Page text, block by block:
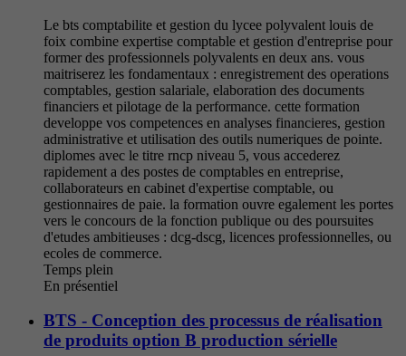
Le bts comptabilite et gestion du lycee polyvalent louis de
foix combine expertise comptable et gestion d'entreprise pour
former des professionnels polyvalents en deux ans. vous
maitriserez les fondamentaux : enregistrement des operations
comptables, gestion salariale, elaboration des documents
financiers et pilotage de la performance. cette formation
developpe vos competences en analyses financieres, gestion
administrative et utilisation des outils numeriques de pointe.
diplomes avec le titre rncp niveau 5, vous accederez
rapidement a des postes de comptables en entreprise,
collaborateurs en cabinet d'expertise comptable, ou
gestionnaires de paie. la formation ouvre egalement les portes
vers le concours de la fonction publique ou des poursuites
d'etudes ambitieuses : dcg-dscg, licences professionnelles, ou
ecoles de commerce.
Temps plein
En présentiel
BTS - Conception des processus de réalisation
de produits option B production sérielle